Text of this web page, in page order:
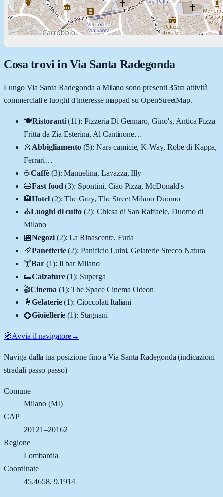
Cosa trovi in Via Santa Radegonda
Lungo Via Santa Radegonda a Milano sono presenti 35tra attività
commerciali e luoghi d'interesse mappati su OpenStreetMap.
🍽️Ristoranti (11):Pizzeria Di Gennaro, Gino's, Antica Pizza
Fritta da Zia Esterina, Al Cantinone…
👗Abbigliamento (5):Nara camicie, K-Way, Robe di Kappa,
Ferrari…
☕Caffè (3):Manuelina, Lavazza, Illy
🍔Fast food (3): Spontini, Ciao Pizza, McDonald's
🏨Hotel (2):The Gray, The Street Milano Duomo
⛪Luoghi di culto (2): Chiesa di San Raffaele, Duomo di
Milano
🏪Negozi (2):La Rinascente, Furla
🥖Panetterie (2):Panificio Luini, Gelaterie Stecco Natura
🍸Bar (1): Il bar Milano
👟Calzature (1): Superga
🎬Cinema (1):The Space Cinema Odeon
🍦 Gelaterie (1):Cioccolati Italiani
💍Gioiellerie (1): Stagnani
🧭Avvia il navigatore→
Naviga dalla tua posizione fino aVia Santa Radegonda (indicazioni
stradali passo passo)
Comune
Milano(MI)
CAP
20121–20162
Regione
Lombardia
Coordinate
45.4658, 9.1914